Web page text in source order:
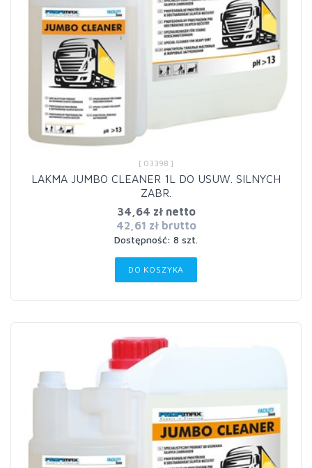
[ 03398 ]
LAKMA JUMBO CLEANER 1L DO USUW. SILNYCH
ZABR.
34,64 zł netto
42,61 zł brutto
Dostępność: 8 szt.
DO KOSZYKA